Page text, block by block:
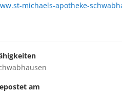
michaels-apotheke-
am